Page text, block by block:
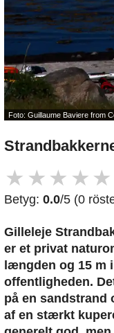
Foto: Guillaume Baviere from
★ ★ ★ ★ ★
Betyg: 0.0/5 (0
Gilleleje
er et privat
længden og 15 m
offentligheden.
på en sandstrand
af en stærkt